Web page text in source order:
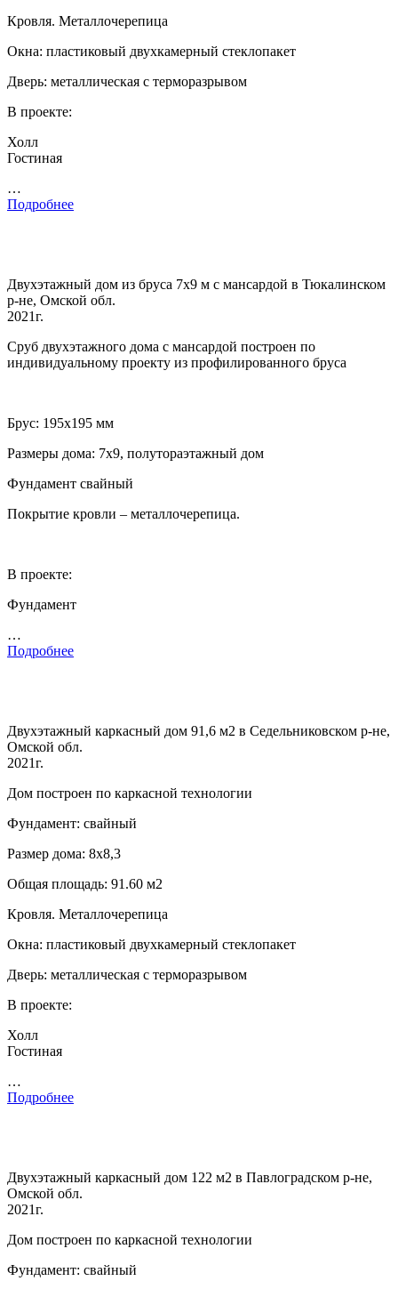
Кровля. Металлочерепица
Окна: пластиковый двухкамерный стеклопакет
Дверь: металлическая с терморазрывом
В проекте:
Холл
Гостиная
…
Подробнее
Двухэтажный дом из бруса 7х9 м с мансардой в Тюкалинском
р-не, Омской обл.
2021г.
Сруб двухэтажного дома с мансардой построен по
индивидуальному проекту из профилированного бруса
Брус: 195х195 мм
Размеры дома: 7х9, полутораэтажный дом
Фундамент свайный
Покрытие кровли – металлочерепица.
В проекте:
Фундамент
…
Подробнее
Двухэтажный каркасный дом 91,6 м2 в Седельниковском р-не,
Омской обл.
2021г.
Дом построен по каркасной технологии
Фундамент: свайный
Размер дома: 8х8,3
Общая площадь: 91.60 м2
Кровля. Металлочерепица
Окна: пластиковый двухкамерный стеклопакет
Дверь: металлическая с терморазрывом
В проекте:
Холл
Гостиная
…
Подробнее
Двухэтажный каркасный дом 122 м2 в Павлоградском р-не,
Омской обл.
2021г.
Дом построен по каркасной технологии
Фундамент: свайный